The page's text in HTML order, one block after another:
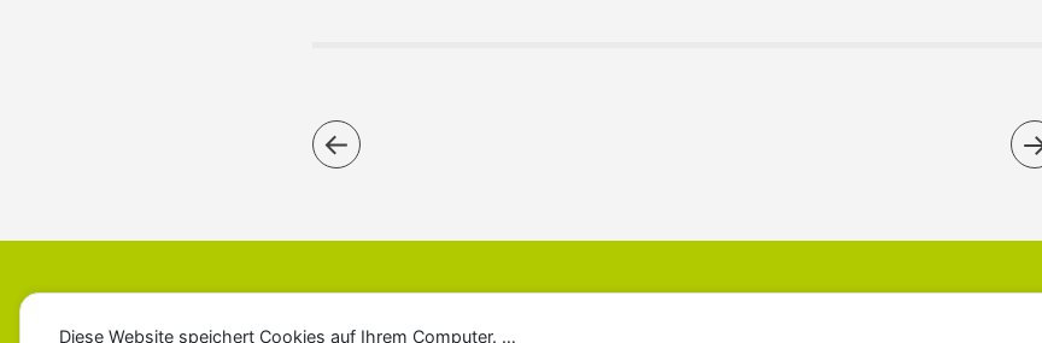
Diese Website speichert Cookies auf Ihrem Computer. …